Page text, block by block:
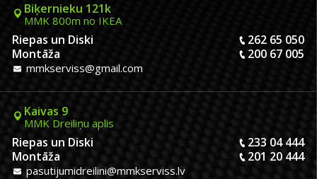
Biķernieku 121k
MMK 800m no IKEA
Riepas un Diski
262 65 050
Montāža
200 67 005
mmkserviss@gmail.com
Kaivas 9
MMK Dreiliņu aplis
Riepas un Diski
233 04 444
Montāža
201 20 444
pasutijumidreilini@mmkserviss.lv